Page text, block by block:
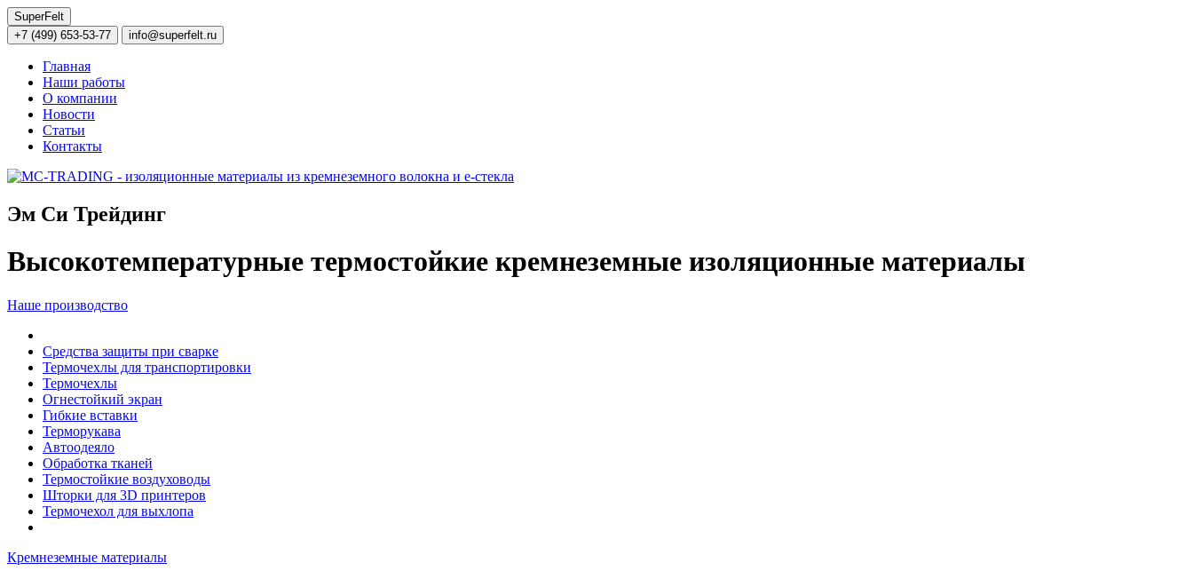
SuperFelt
+7 (499) 653-53-77
info@superfelt.ru
Главная
Наши работы
О компании
Новости
Статьи
Контакты
Эм Си Трейдинг
Высокотемпературные термостойкие кремнеземные изоляционные материалы
Наше производство
Средства защиты при сварке
Термочехлы для транспортировки
Термочехлы
Огнестойкий экран
Гибкие вставки
Терморукава
Автоодеяло
Обработка тканей
Термостойкие воздуховоды
Шторки для 3D принтеров
Термочехол для выхлопа
Кремнеземные материалы